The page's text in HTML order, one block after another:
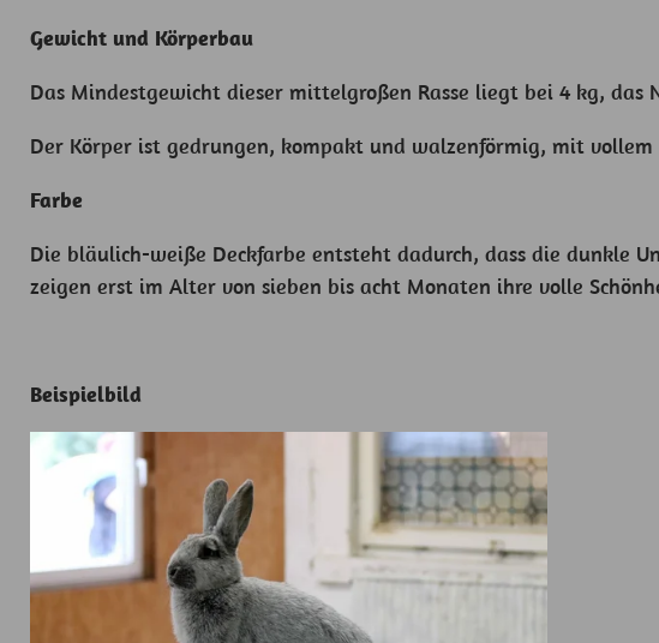
Gewicht und Körperbau
Das Mindestgewicht dieser mittelgroßen Rasse liegt bei 4 kg,
Der Körper ist gedrungen, kompakt und walzenförmig, mit vollem
Farbe
Die bläulich-weiße Deckfarbe entsteht dadurch, dass die dunkle
zeigen erst im Alter von sieben bis acht Monaten ihre volle
Beispielbild